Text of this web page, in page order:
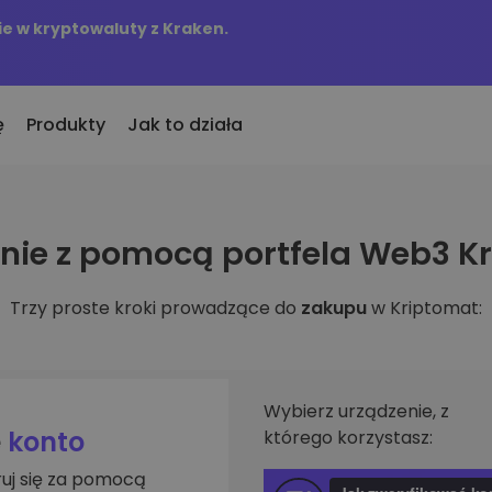
w kryptowaluty z Kraken.
dodane
dodane do Kriptomat
za równowartość
Produkty
Zdobywaj nagrody za swoje
Skarbiec
Regularnie zaplanowane
Alerty
Jak to działa
z pomocą portfela Web3
Trzy proste kroki prowadzące do zakupuw Kriptomat:
konto
się za pomocą
Wybierz urządzenie, z
którego korzystasz: